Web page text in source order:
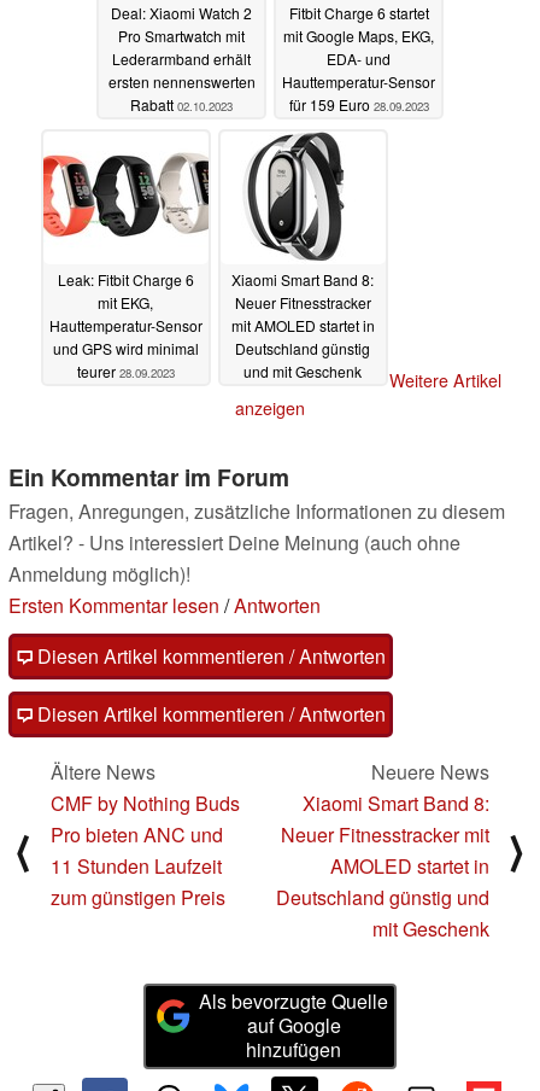
Deal: Xiaomi Watch 2
Pro Smartwatch mit
Lederarmband erhält
ersten nennenswerten
Rabatt 02.10.2023
Fitbit Charge 6 startet
mit Google Maps, EKG,
EDA- und
Hauttemperatur-Sensor
für 159 Euro 28.09.2023
Leak: Fitbit Charge 6
mit EKG,
Hauttemperatur-Sensor
und GPS wird minimal
teurer 28.09.2023
Xiaomi Smart Band 8:
Neuer Fitnesstracker
mit AMOLED startet in
Deutschland günstig
und mit Geschenk
Weitere Artikel
anzeigen
Ein Kommentar im Forum
Fragen, Anregungen, zusätzliche Informationen zu diesem
Artikel? - Uns interessiert Deine Meinung (auch ohne
Anmeldung möglich)!
Ersten Kommentar lesen /Antworten
Diesen Artikel kommentieren / Antworten
Diesen Artikel kommentieren / Antworten
⟨
Ältere News
CMF by Nothing Buds
Pro bieten ANC und
11 Stunden Laufzeit
zum günstigen Preis
Neuere News
Xiaomi Smart Band 8:
Neuer Fitnesstracker mit
AMOLED startet in
Deutschland günstig und
mit Geschenk
⟩
Als bevorzugte Quelle
auf Google
hinzufügen